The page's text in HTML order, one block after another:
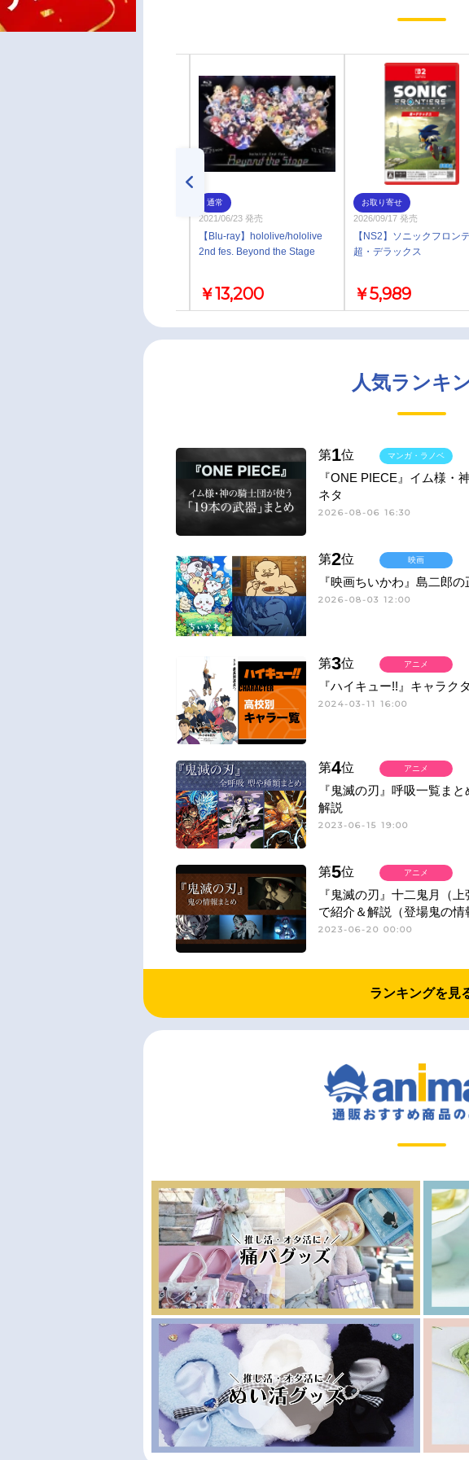
通常
2021/06/23 発売
【Blu-ray】hololive/hololive
2nd fes. Beyond the Stage
￥13,200
お取り寄せ
2026/09/17 発売
【NS2】ソニックフロン
超・デラックス
￥5,989
人気ランキ
第1位
『ONE PIECE』イム様・
ネタ
2026-08-06 16:30
マンガ・ラノベ
第2位
『映画ちいかわ』島二郎
2026-08-03 12:00
映画
第3位
『ハイキュー!!』キャラク
2024-03-11 16:00
アニメ
第4位
『鬼滅の刃』呼吸一覧ま
解説
2023-06-15 19:00
アニメ
第5位
『鬼滅の刃』十二鬼月（
で紹介＆解説（登場鬼の情
2023-06-20 00:00
アニメ
ランキングを見
高橋美
♪ in